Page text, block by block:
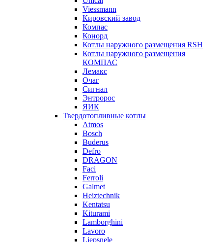
Viessmann
Кировский завод
Компас
Конорд
Котлы наружного размещения RSH
Котлы наружного размещения
КОМПАС
Лемакс
Очаг
Сигнал
Энтророс
ЯИК
Твердотопливные котлы
Atmos
Bosch
Buderus
Defro
DRAGON
Faci
Ferroli
Galmet
Heiztechnik
Kentatsu
Kiturami
Lamborghini
Lavoro
Liepsnele